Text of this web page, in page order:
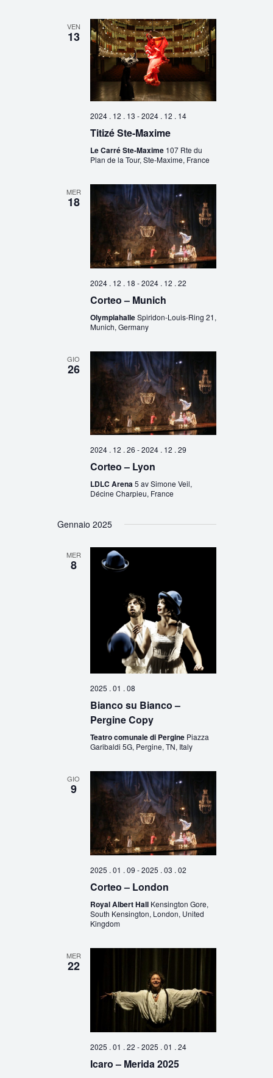
VEN
13
2024 . 12 . 13 -2024 . 12 . 14
Titizé Ste-Maxime
Le Carré Ste-Maxime 107 Rte du
Plan de la Tour, Ste-Maxime, France
MER
18
2024 . 12 . 18 -2024 . 12 . 22
Corteo – Munich
OlympiahalleSpiridon-Louis-Ring 21,
Munich, Germany
GIO
26
2024 . 12 . 26 -2024 . 12 . 29
Corteo – Lyon
LDLC Arena5 av Simone Veil,
Décine Charpieu, France
Gennaio 2025
MER
8
2025 . 01 . 08
Bianco su Bianco –
Pergine Copy
Teatro comunale di Pergine Piazza
Garibaldi 5G, Pergine, TN, Italy
GIO
9
2025 . 01 . 09 -2025 . 03 . 02
Corteo – London
Royal Albert Hall Kensington Gore,
South Kensington, London, United
Kingdom
MER
22
2025 . 01 . 22 -2025 . 01 . 24
Icaro – Merida 2025